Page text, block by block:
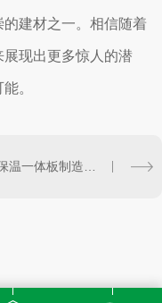
建材之一。相信随着
现出更多惊人的潜
。